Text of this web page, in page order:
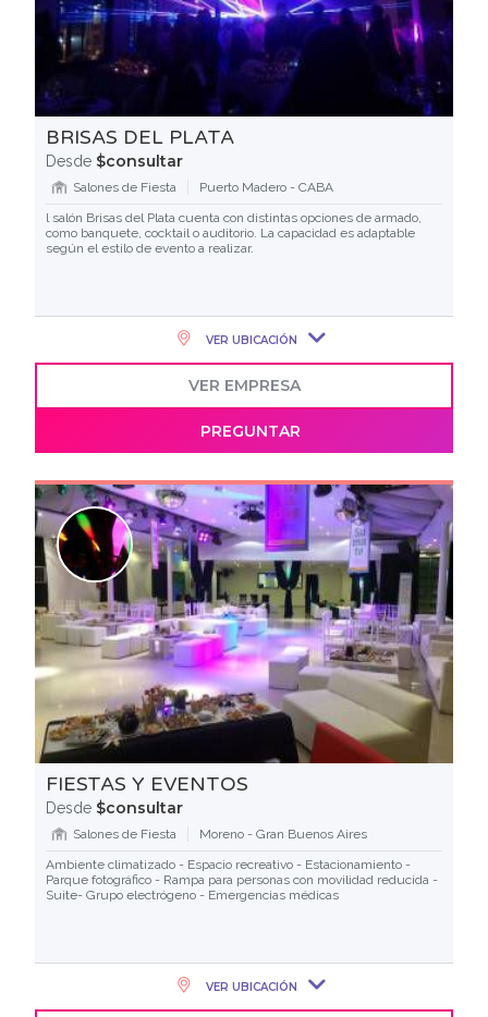
BRISAS DEL PLATA
Desde $consultar
Salones de Fiesta
Puerto Madero - CABA
l salón Brisas del Plata cuenta con distintas opciones de armado,
como banquete, cocktail o auditorio. La capacidad es adaptable
según el estilo de evento a realizar.
VER UBICACIÓN
VER EMPRESA
PREGUNTAR
FIESTAS Y EVENTOS
Desde $consultar
Salones de Fiesta
Moreno - Gran Buenos Aires
Ambiente climatizado - Espacio recreativo - Estacionamiento -
Parque fotográfico - Rampa para personas con movilidad reducida -
Suite- Grupo electrógeno - Emergencias médicas
VER UBICACIÓN